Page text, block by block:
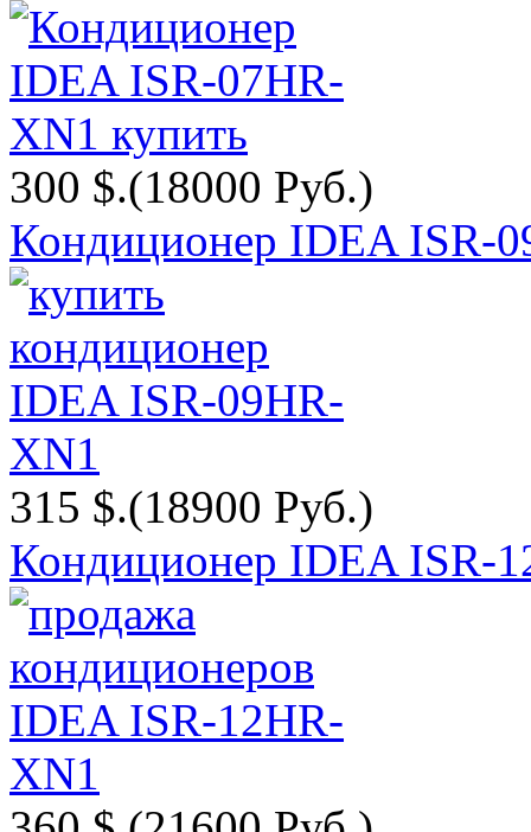
300 $.(18000 Руб.)
Кондиционер IDEA ISR-
315 $.(18900 Руб.)
Кондиционер IDEA ISR-